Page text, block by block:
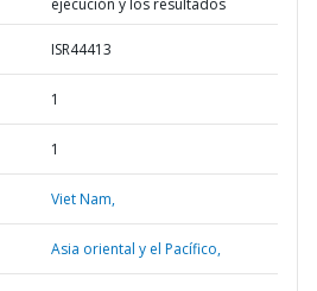
ejecución y los resultados
ISR44413
1
1
Viet Nam,
Asia oriental y el Pacífico,